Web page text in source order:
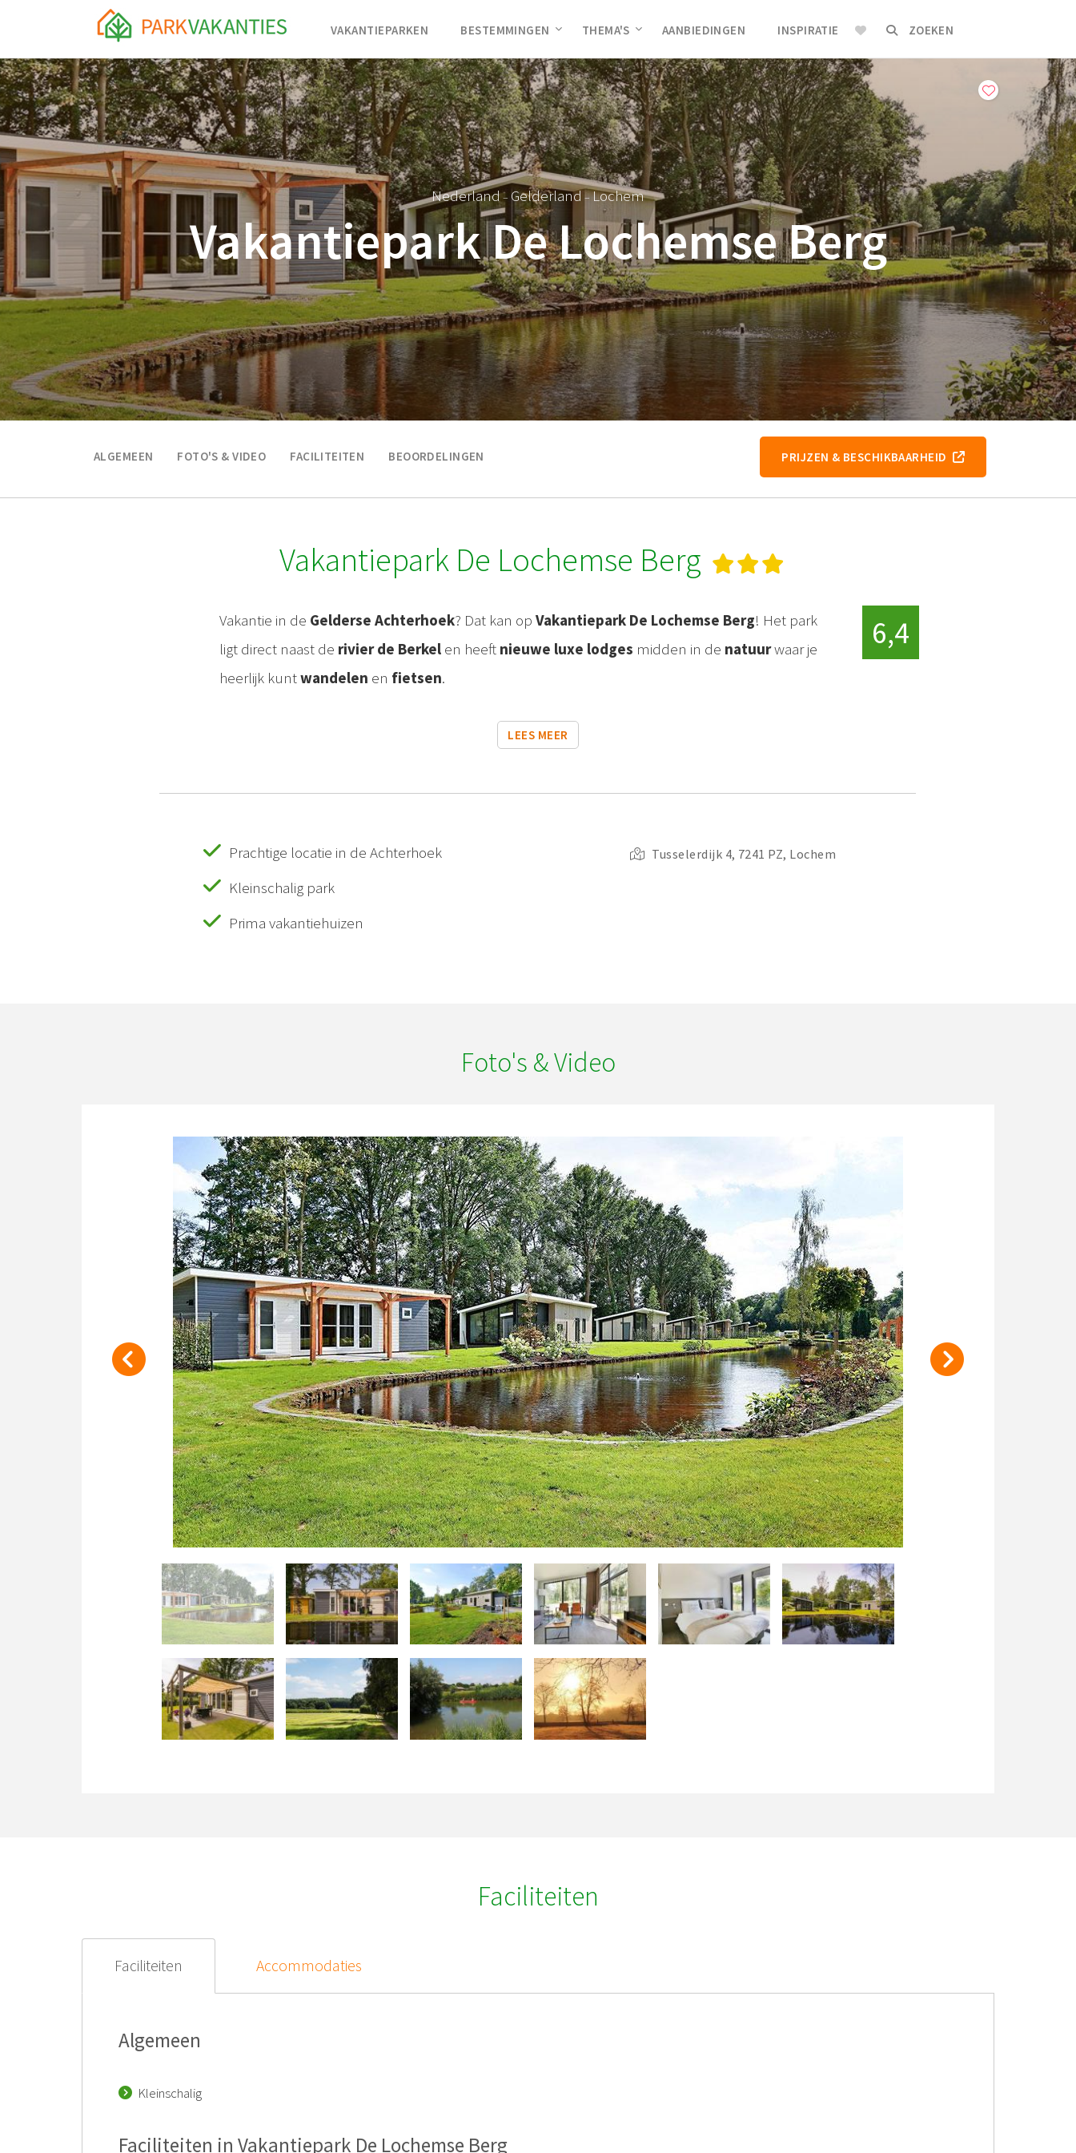
VAKANTIEPARKEN BESTEMMINGEN THEMA'S AANBIEDINGEN INSPIRATIE ZOEKEN
Nederland– Gelderland–Lochem
Vakantiepark De Lochemse Berg
ALGEMEEN FOTO'S & VIDEO FACILITEITEN BEOORDELINGEN PRIJZEN & BESCHIKBAARHEID
Vakantiepark De Lochemse Berg
Vakantie in de Gelderse Achterhoek? Dat kan opVakantiepark De Lochemse Berg! Het park
ligt direct naast de rivier de Berkel en heeft nieuwe luxe lodges midden in de natuurwaar je
heerlijk kuntwandelen en fietsen.
6,4
LEES MEER
Prachtige locatie in de Achterhoek
Kleinschalig park
Prima vakantiehuizen
Tusselerdijk 4, 7241 PZ, Lochem
Foto's & Video
Faciliteiten
Faciliteiten Accommodaties
Algemeen
Kleinschalig
Faciliteiten in Vakantiepark De Lochemse Berg